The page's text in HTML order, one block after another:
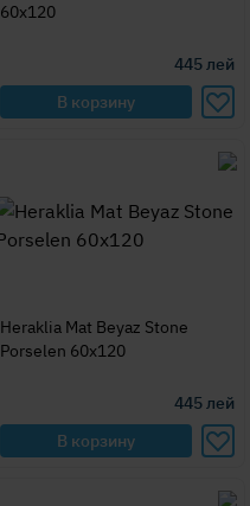
60x120
445лей
В корзину
Heraklia Mat Beyaz Stone
Porselen 60x120
445лей
В корзину